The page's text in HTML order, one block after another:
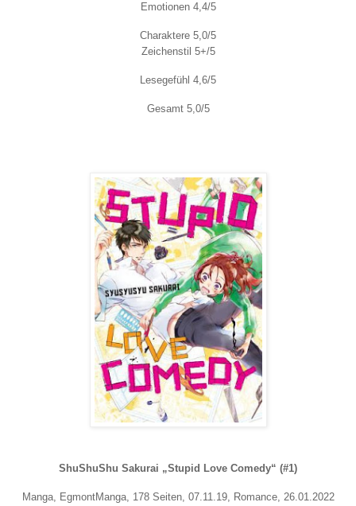
Emotionen 4,4/5
Charaktere 5,0/5
Zeichenstil 5+/5
Lesegefühl 4,6/5
Gesamt 5,0/5
ShuShuShu Sakurai „Stupid Love Comedy“ (#1)
Manga, EgmontManga, 178 Seiten, 07.11.19, Romance, 26.01.2022